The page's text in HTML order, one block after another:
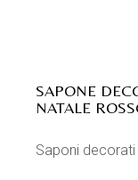
SAPONE
NATALE
Saponi decorati